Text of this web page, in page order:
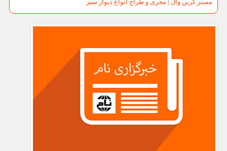
مستر گرین وال | مجری و طراح انواع دیوار سبز